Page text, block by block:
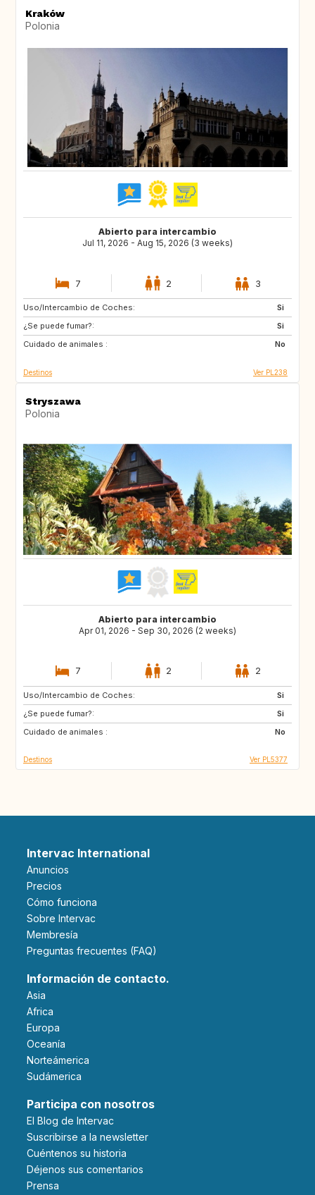
Kraków
Polonia
Abierto para intercambio
Jul 11, 2026 - Aug 15, 2026 (3 weeks)
7 2 3
Uso/Intercambio de Coches:
Si
¿Se puede fumar?:
Si
Cuidado de animales :
No
IE
SK
PL
Destinos Ver PL238
Stryszawa
Polonia
Abierto para intercambio
Apr 01, 2026 - Sep 30, 2026 (2 weeks)
7 2 2
Uso/Intercambio de Coches:
Si
¿Se puede fumar?:
Si
Cuidado de animales :
No
GR
FR
SI
Destinos Ver PL5377
Intervac International
Anuncios
Precios
Cómo funciona
Sobre Intervac
Membresía
Preguntas frecuentes (FAQ)
Información de contacto.
Asia
Africa
Europa
Oceanía
Norteámerica
Sudámerica
Participa con nosotros
El Blog de Intervac
Suscribirse a la newsletter
Cuéntenos su historia
Déjenos sus comentarios
Prensa